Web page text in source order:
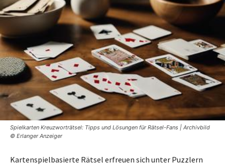
Spielkarten Kreuzworträtsel: Tipps und Lösungen für Rätsel-Fans | Archivbild
© Erlanger Anzeiger
Kartenspielbasierte Rätsel erfreuen sich unter Puzzlern